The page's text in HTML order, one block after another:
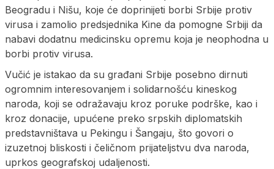
Beogradu i Nišu, koje će doprinijeti borbi Srbije protiv
virusa i zamolio predsjednika Kine da pomogne Srbiji da
nabavi dodatnu medicinsku opremu koja je neophodna u
borbi protiv virusa.
Vučić je istakao da su građani Srbije posebno dirnuti
ogromnim interesovanjem i solidarnošću kineskog
naroda, koji se odražavaju kroz poruke podrške, kao i
kroz donacije, upućene preko srpskih diplomatskih
predstavništava u Pekingu i Šangaju, što govori o
izuzetnoj bliskosti i čeličnom prijateljstvu dva naroda,
uprkos geografskoj udaljenosti.